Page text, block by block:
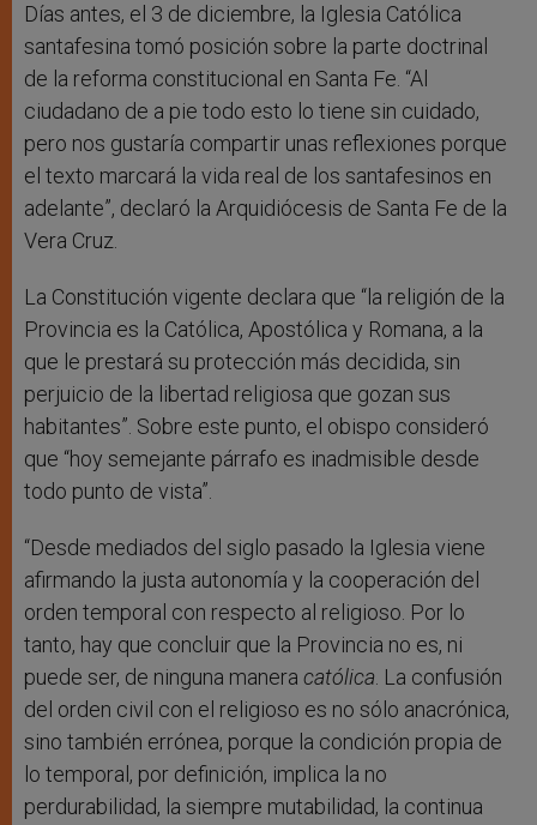
Días antes, el 3 de diciembre, la Iglesia Católica
santafesina tomó posición sobre la parte doctrinal
de la reforma constitucional en Santa Fe. “Al
ciudadano de a pie todo esto lo tiene sin cuidado,
pero nos gustaría compartir unas reflexiones porque
el texto marcará la vida real de los santafesinos en
adelante”, declaró la Arquidiócesis de Santa Fe de la
Vera Cruz.
La Constitución vigente declara que “la religión de la
Provincia es la Católica, Apostólica y Romana, a la
que le prestará su protección más decidida, sin
perjuicio de la libertad religiosa que gozan sus
habitantes”. Sobre este punto, el obispo consideró
que “hoy semejante párrafo es inadmisible desde
todo punto de vista”.
“Desde mediados del siglo pasado la Iglesia viene
afirmando la justa autonomía y la cooperación del
orden temporal con respecto al religioso. Por lo
tanto, hay que concluir que la Provincia no es, ni
puede ser, de ninguna manera católica . La confusión
del orden civil con el religioso es no sólo anacrónica,
sino también errónea, porque la condición propia de
lo temporal, por definición, implica la no
perdurabilidad, la siempre mutabilidad, la continua